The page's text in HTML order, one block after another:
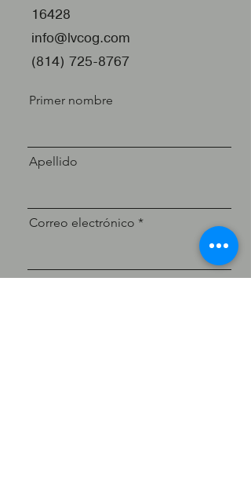
16428
info@lvcog.com
(814) 725-8767
Primer nombre
Apellido
Correo electrónico